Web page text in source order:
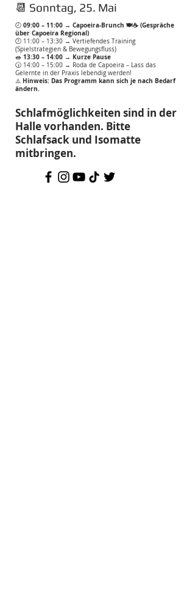
📆 Sonntag, 25. Mai
🕘 09:00 – 11:00 → Capoeira-Brunch 🍽️☕ (Gespräche
über Capoeira Regional)
🕛 11:00 – 13:30 → Vertiefendes Training
(Spielstrategien & Bewegungsfluss)
🥗 13:30 – 14:00 → Kurze Pause
🕜 14:00 – 15:00 → Roda de Capoeira – Lass das
Gelernte in der Praxis lebendig werden!
⚠️ Hinweis: Das Programm kann sich je nach Bedarf
ändern.
Schlafmöglichkeiten sind in der
Halle vorhanden. Bitte
Schlafsack und Isomatte
mitbringen.